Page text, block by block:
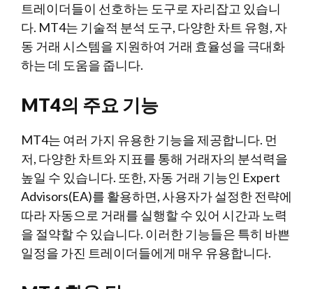
트레이더들이 선호하는 도구로 자리잡고 있습니
다. MT4는 기술적 분석 도구, 다양한 차트 유형, 자
동 거래 시스템을 지원하여 거래 효율성을 극대화
하는 데 도움을 줍니다.
MT4의 주요 기능
MT4는 여러 가지 유용한 기능을 제공합니다. 먼
저, 다양한 차트와 지표를 통해 거래자의 분석력을
높일 수 있습니다. 또한, 자동 거래 기능인 Expert
Advisors(EA)를 활용하면, 사용자가 설정한 전략에
따라 자동으로 거래를 실행할 수 있어 시간과 노력
을 절약할 수 있습니다. 이러한 기능들은 특히 바쁜
일정을 가진 트레이더들에게 매우 유용합니다.